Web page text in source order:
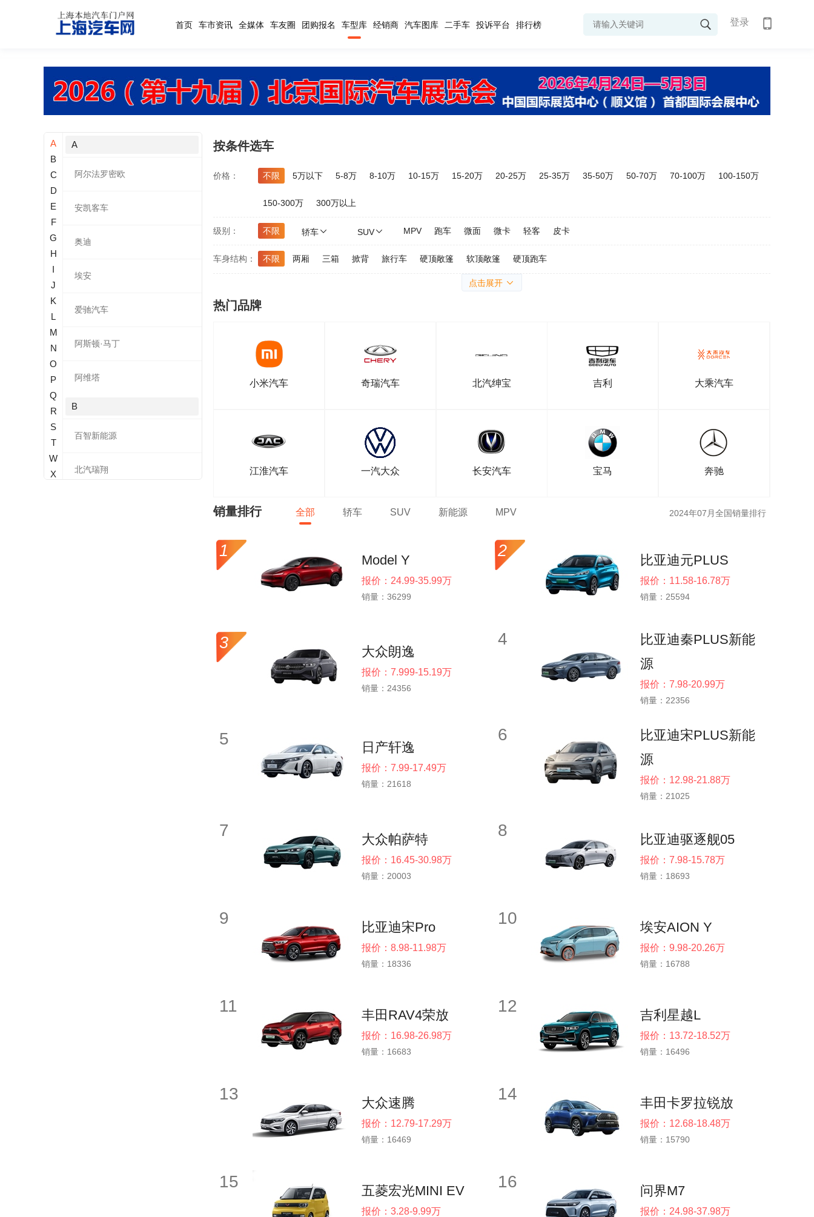
首页 车市资讯 全媒体 车友圈 团购报名 车型库 经销商 汽车图库 二手车 投诉平台 排行榜 登录
A
B
C
D
E
F
G
H
I
J
K
L
M
N
O
P
Q
R
S
T
W
X
A
阿尔法罗密欧
安凯客车
奥迪
埃安
爱驰汽车
阿斯顿·马丁
阿维塔
B
百智新能源
北汽瑞翔
按条件选车
价格： 不限 5万以下 5-8万 8-10万 10-15万 15-20万 20-25万 25-35万 35-50万 50-70万 70-100万 100-150万
150-300万 300万以上
级别： 不限 轿车 SUV MPV 跑车 微面 微卡 轻客 皮卡
车身结构： 不限 两厢 三箱 掀背 旅行车 硬顶敞篷 软顶敞篷 硬顶跑车
点击展开
热门品牌
小米汽车 奇瑞汽车 北汽绅宝 吉利 大乘汽车
江淮汽车 一汽大众 长安汽车 宝马 奔驰
销量排行 全部 轿车 SUV 新能源 MPV 2024年07月全国销量排行
1 Model Y
报价：24.99-35.99万
销量：36299
2 比亚迪元PLUS
报价：11.58-16.78万
销量：25594
3 大众朗逸
报价：7.999-15.19万
销量：24356
4
比亚迪秦PLUS新能
源
报价：7.98-20.99万
销量：22356
5 日产轩逸
报价：7.99-17.49万
销量：21618
6
比亚迪宋PLUS新能
源
报价：12.98-21.88万
销量：21025
7 大众帕萨特
报价：16.45-30.98万
销量：20003
8 比亚迪驱逐舰05
报价：7.98-15.78万
销量：18693
9 比亚迪宋Pro
报价：8.98-11.98万
销量：18336
10 埃安AION Y
报价：9.98-20.26万
销量：16788
11 丰田RAV4荣放
报价：16.98-26.98万
销量：16683
12 吉利星越L
报价：13.72-18.52万
销量：16496
13 大众速腾
报价：12.79-17.29万
销量：16469
14 丰田卡罗拉锐放
报价：12.68-18.48万
销量：15790
15 五菱宏光MINI EV
报价：3.28-9.99万
16 问界M7
报价：24.98-37.98万